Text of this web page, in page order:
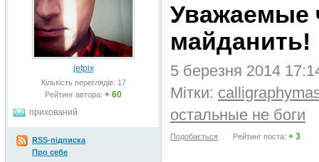
Уважаемые
майданить!
5 березня 2014
Мітки:
остальные не боги
Подобається Рейтинг поста: + 3
jetpix
Кількість переглядів: 17
Рейтинг автора: + 60
прихований
RSS-підписка
Про себе